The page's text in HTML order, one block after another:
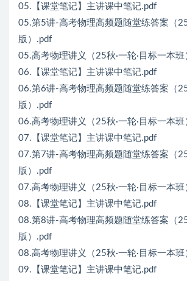
05.【课堂笔记】主讲课中笔记.pdf
05.第5讲-高考物理高频题随堂练答案（25
版）.pdf
05.高考物理讲义（25秋·一轮·目标一本
06.【课堂笔记】主讲课中笔记.pdf
06.第6讲-高考物理高频题随堂练答案（25
版）.pdf
06.高考物理讲义（25秋·一轮·目标一本
07.【课堂笔记】主讲课中笔记.pdf
07.第7讲-高考物理高频题随堂练答案（25
版）.pdf
07.高考物理讲义（25秋·一轮·目标一本
08.【课堂笔记】主讲课中笔记.pdf
08.第8讲-高考物理高频题随堂练答案（25
版）.pdf
08.高考物理讲义（25秋·一轮·目标一本
09.【课堂笔记】主讲课中笔记.pdf